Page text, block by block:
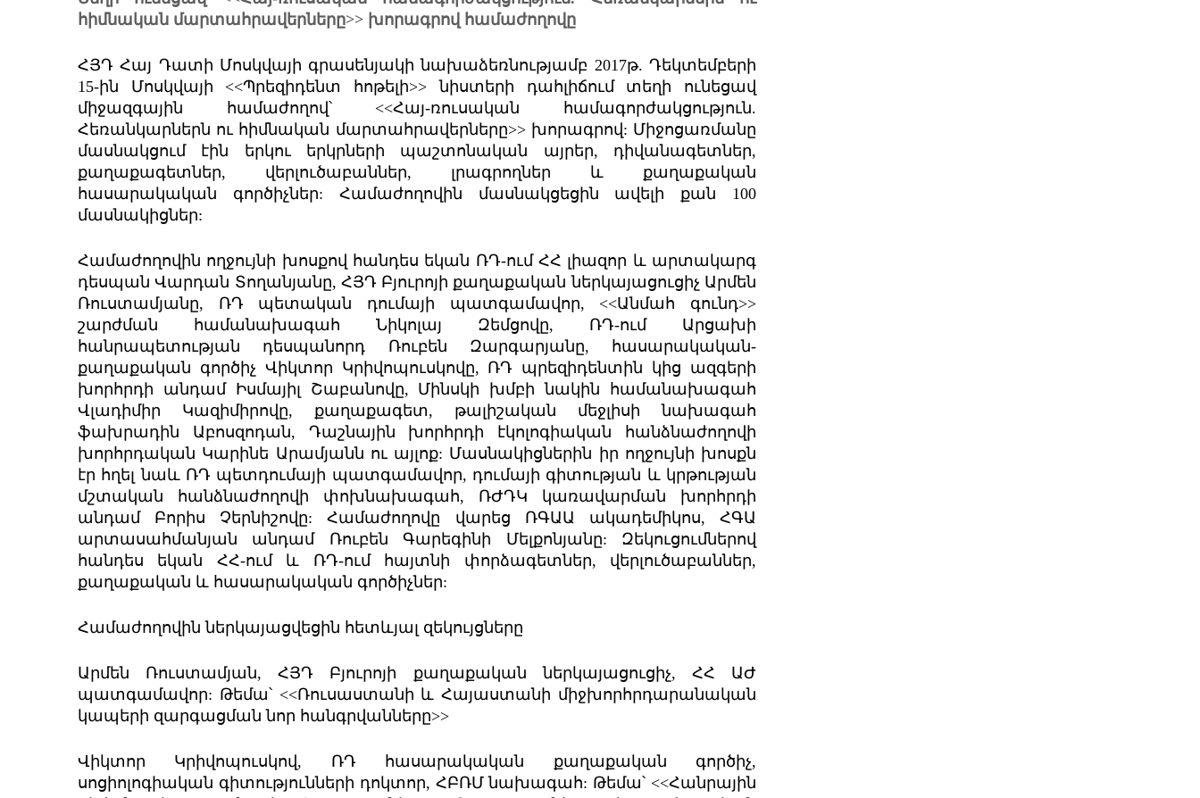
հիմնական մարտահրավերները>> խորագրով համաժողովը
ՀՅԴ Հայ Դատի Մոսկվայի գրասենյակի նախաձեռնությամբ 2017թ. Դեկտեմբերի
15-ին Մոսկվայի <<Պրեզիդենտ հոթելի>> նիստերի դահլիճում տեղի ունեցավ
միջազգային համաժողով՝ <<Հայ-ռուսական համագորժակցություն.
Հեռանկարներն ու հիմնական մարտահրավերները>> խորագրով: Միջոցառմանը
մասնակցում էին երկու երկրների պաշտոնական այրեր, դիվանագետներ,
քաղաքագետներ, վերլուծաբաններ, լրագրողներ և քաղաքական
հասարակական գործիչներ: Համաժողովին մասնակցեցին ավելի քան 100
մասնակիցներ:
Համաժողովին ողջույնի խոսքով հանդես եկան ՌԴ-ում ՀՀ լիազոր և արտակարգ
դեսպան Վարդան Տողանյանը, ՀՅԴ Բյուրոյի քաղաքական ներկայացուցիչ Արմեն
Ռուստամյանը, ՌԴ պետական դումայի պատգամավոր, <<Անմահ գունդ>>
շարժման համանախագահ Նիկոլայ Զեմցովը, ՌԴ-ում Արցախի
հանրապետության դեսպանորդ Ռուբեն Զարգարյանը, հասարակական-
քաղաքական գործիչ Վիկտոր Կրիվոպուսկովը, ՌԴ պրեզիդենտին կից ազգերի
խորհրդի անդամ Իսմայիլ Շաբանովը, Մինսկի խմբի նակին համանախագահ
Վլադիմիր Կազիմիրովը, քաղաքագետ, թալիշական մեջլիսի նախագահ
ֆախրադին Աբոսզոդան, Դաշնային խորհրդի էկոլոգիական հանձնաժողովի
խորհրդական Կարինե Արամյանն ու այլոք: Մասնակիցներին իր ողջույնի խոսքն
էր հղել նաև ՌԴ պետդումայի պատգամավոր, դումայի գիտության և կրթության
մշտական հանձնաժողովի փոխնախագահ, ՌԺԴԿ կառավարման խորհրդի
անդամ Բորիս Չերնիշովը: Համաժողովը վարեց ՌԳԱԱ ակադեմիկոս, ՀԳԱ
արտասահմանյան անդամ Ռուբեն Գարեգինի Մելքոնյանը: Զեկուցումներով
հանդես եկան ՀՀ-ում և ՌԴ-ում հայտնի փորձագետներ, վերլուծաբաններ,
քաղաքական և հասարակական գործիչներ:
Համաժողովին ներկայացվեցին հետևյալ զեկույցները
Արմեն Ռուստամյան, ՀՅԴ Բյուրոյի քաղաքական ներկայացուցիչ, ՀՀ ԱԺ
պատգամավոր: Թեմա՝ <<Ռուսաստանի և Հայաստանի միջխորհրդարանական
կապերի զարգացման նոր հանգրվանները>>
Վիկտոր Կրիվոպուսկով, ՌԴ հասարակական քաղաքական գործիչ,
սոցիոլոգիական գիտությունների դոկտոր, ՀԲՌՄ նախագահ: Թեմա՝ <<Հանրային